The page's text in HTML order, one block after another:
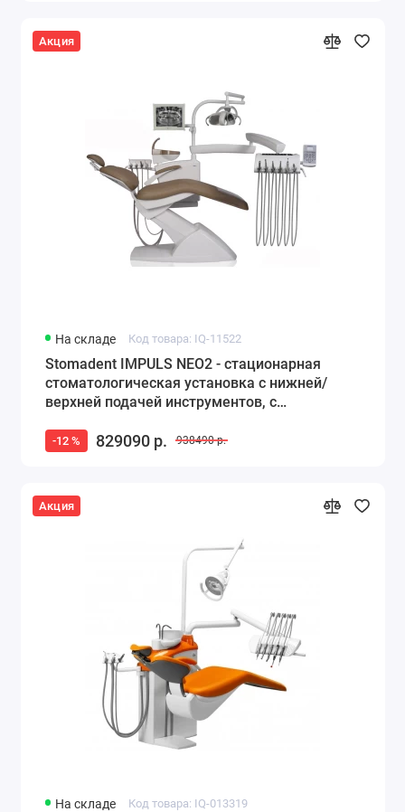
Акция
На складе Код товара: IQ-11522
Stomadent IMPULS NEO2 - стационарная
стоматологическая установка с нижней/
верхней подачей инструментов, с
-12 % 829090 р. 938490 р.
Акция
На складе Код товара: IQ-013319